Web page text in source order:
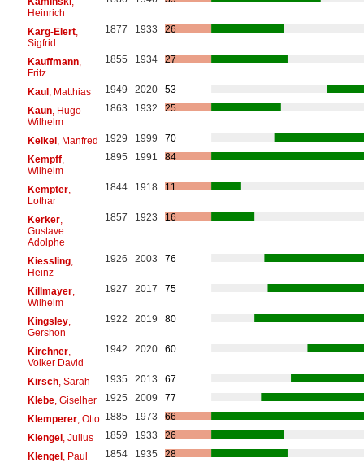
Heinrich
Karg-Elert,
Sigfrid
1877 1933 26
Kauffmann,
Fritz
1855 1934 27
Kaul, Matthias 1949 2020
53
Kaun, Hugo
Wilhelm
1863 1932 25
Kelkel, Manfred 1929 1999
70
Kempff,
Wilhelm
1895 1991 84
Kempter,
Lothar
1844 1918 11
Kerker,
Gustave
Adolphe
1857 1923 16
Kiessling,
Heinz
1926 2003 76
Killmayer,
Wilhelm
1927 2017 75
Kingsley,
Gershon
1922 2019 80
Kirchner,
Volker David
1942 2020 60
Kirsch, Sarah 1935 2013
67
Klebe, Giselher 1925 2009
77
Klemperer, Otto 1885 1973
66
Klengel, Julius 1859 1933
26
Klengel, Paul 1854 1935
28